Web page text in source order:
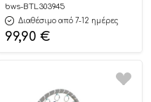
Ocean 0m+ – Baby to
Love
bws-BTL303945
Διαθέσιμο από 7-12 ημέρες
99,90 €